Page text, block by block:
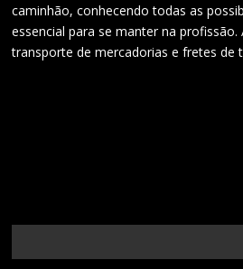
caminhão, conhecendo todas as
essencial para se manter na
transporte de mercadorias e fretes de